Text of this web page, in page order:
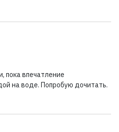
пока впечатление
на воде. Попробую дочитать.